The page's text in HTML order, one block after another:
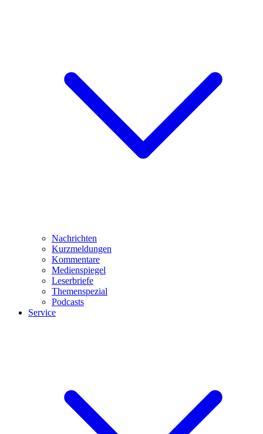
Nachrichten
Kurzmeldungen
Kommentare
Medienspiegel
Leserbriefe
Themenspezial
Podcasts
Service